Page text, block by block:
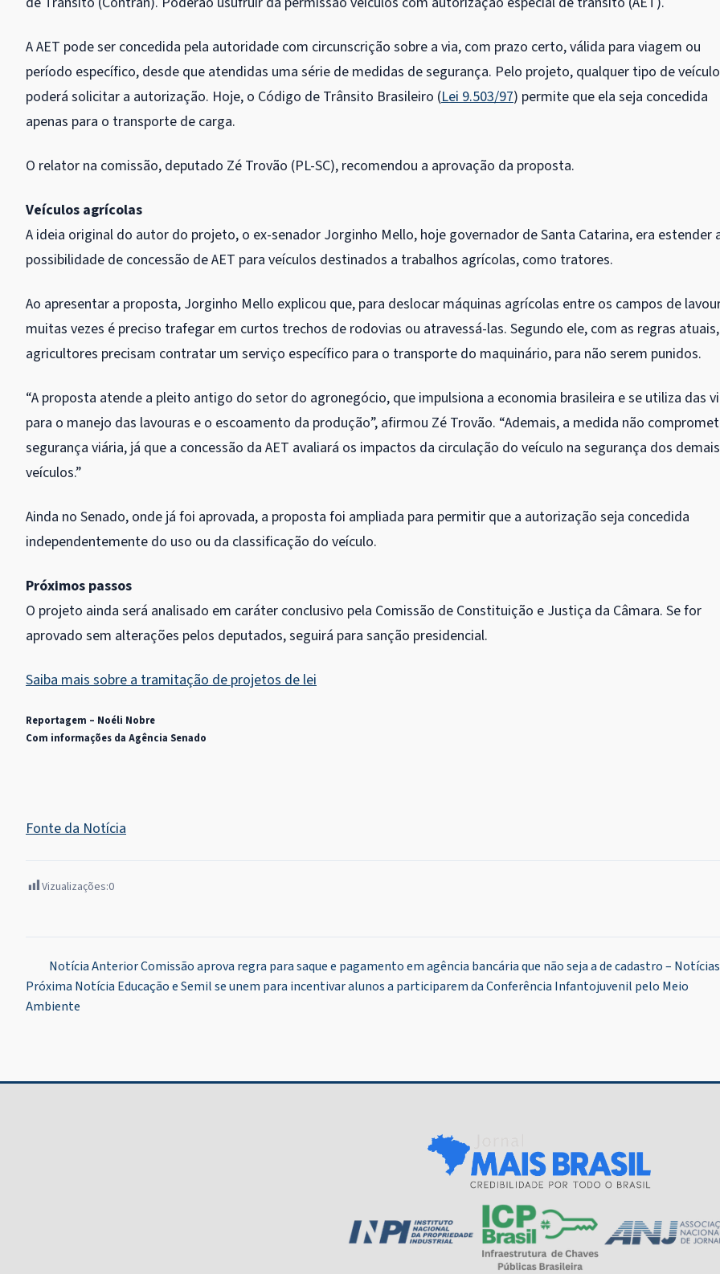
A AET pode ser concedida pela autoridade com circunscrição sobre a via, com prazo certo, válida para viagem ou
período específico, desde que atendidas uma série de medidas de segurança. Pelo projeto, qualquer tipo de veículo
poderá solicitar a autorização. Hoje, o Código de Trânsito Brasileiro (Lei 9.503/97) permite que ela seja concedida
apenas para o transporte de carga.
O relator na comissão, deputado Zé Trovão (PL-SC), recomendou a aprovação da proposta.
Veículos agrícolas
A ideia original do autor do projeto, o ex-senador Jorginho Mello, hoje governador de Santa Catarina, era estender
possibilidade de concessão de AET para veículos destinados a trabalhos agrícolas, como tratores.
Ao apresentar a proposta, Jorginho Mello explicou que, para deslocar máquinas agrícolas entre os campos de
muitas vezes é preciso trafegar em curtos trechos de rodovias ou atravessá-las. Segundo ele, com as regras
agricultores precisam contratar um serviço específico para o transporte do maquinário, para não serem punidos.
“A proposta atende a pleito antigo do setor do agronegócio, que impulsiona a economia brasileira e se utiliza das
para o manejo das lavouras e o escoamento da produção”, afirmou Zé Trovão. “Ademais, a medida não
segurança viária, já que a concessão da AET avaliará os impactos da circulação do veículo na segurança dos demais
veículos.”
Ainda no Senado, onde já foi aprovada, a proposta foi ampliada para permitir que a autorização seja concedida
independentemente do uso ou da classificação do veículo.
Próximos passos
O projeto ainda será analisado em caráter conclusivo pela Comissão de Constituição e Justiça da Câmara. Se for
aprovado sem alterações pelos deputados, seguirá para sanção presidencial.
Saiba mais sobre a tramitação de projetos de lei
Reportagem – Noéli Nobre
Com informações da Agência Senado
Fonte da Notícia
Vizualizações:0
Navegação
de
Notícia AnteriorComissão aprova regra para saque e pagamento em agência bancária que não seja a de cadastro – Notícias
Próxima Notícia Educação e Semil se unem para incentivar alunos a participarem da Conferência Infantojuvenil pelo Meio
Ambiente